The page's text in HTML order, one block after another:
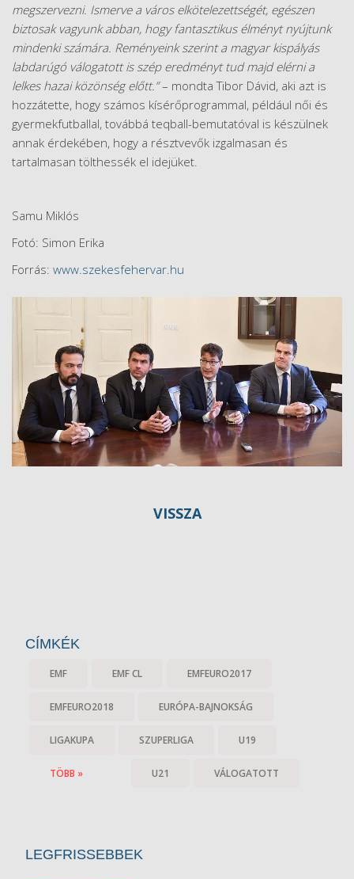
megszervezni. Ismerve a város elkötelezettségét, egészen
biztosak vagyunk abban, hogy fantasztikus élményt nyújtunk
mindenki számára. Reményeink szerint a magyar kispályás
labdarúgó válogatott is szép eredményt tud majd elérni a
lelkes hazai közönség előtt.”– mondta Tibor Dávid, aki azt is
hozzátette, hogy számos kísérőprogrammal, például női és
gyermekfutballal, továbbá teqball-bemutatóval is készülnek
annak érdekében, hogy a résztvevők izgalmasan és
tartalmasan tölthessék el idejüket.
Samu Miklós
Fotó: Simon Erika
Forrás: www.szekesfehervar.hu
VISSZA
CÍMKÉK
EMF EMF CL EMFEURO2017
EMFEURO2018 EURÓPA-BAJNOKSÁG
LIGAKUPA SZUPERLIGA U19
U21 VÁLOGATOTT
TÖBB »
LEGFRISSEBBEK